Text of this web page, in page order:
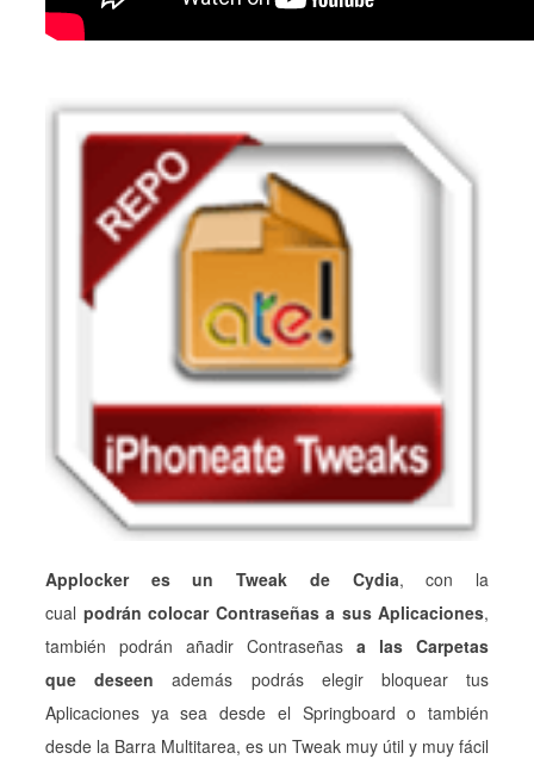
Applocker es un Tweak de Cydia, con la
cual podrán colocar Contraseñas a sus Aplicaciones,
también podrán añadir Contraseñas a las Carpetas
que deseenademás podrás elegir bloquear tus
Aplicaciones ya sea desde el Springboard o también
desde la Barra Multitarea, es un Tweak muy útil y muy fácil